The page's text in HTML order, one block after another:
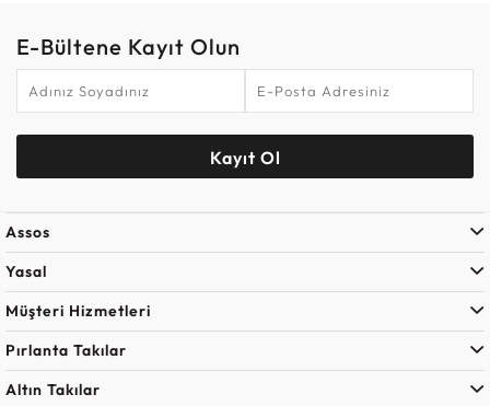
E-Bültene Kayıt Olun
Kayıt Ol
Assos
Yasal
Müşteri Hizmetleri
Pırlanta Takılar
Altın Takılar